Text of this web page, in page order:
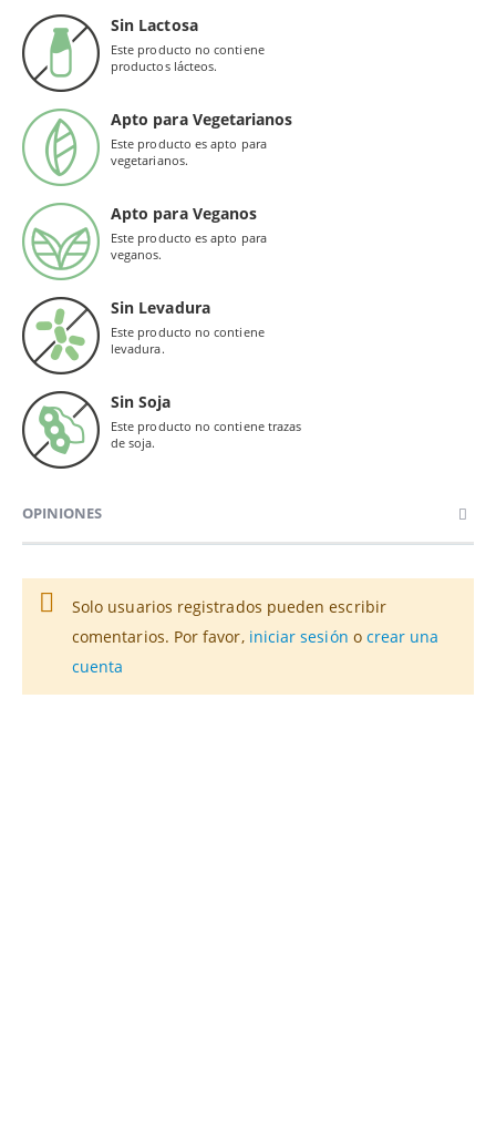
Sin Lactosa
Este producto no contiene
productos lácteos.
Apto para Vegetarianos
Este producto es apto para
vegetarianos.
Apto para Veganos
Este producto es apto para
veganos.
Sin Levadura
Este producto no contiene
levadura.
Sin Soja
Este producto no contiene trazas
de soja.
OPINIONES
Solo usuarios registrados pueden escribir
comentarios. Por favor, iniciar sesión o crear una
cuenta